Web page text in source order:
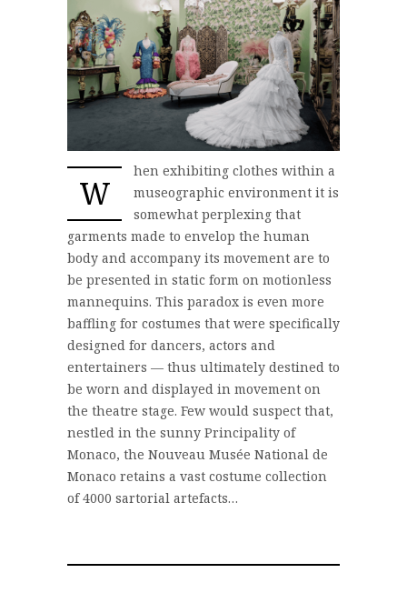
W
hen exhibiting clothes within a
museographic environment it is
somewhat perplexing that
garments made to envelop the human
body and accompany its movement are to
be presented in static form on motionless
mannequins. This paradox is even more
baffling for costumes that were specifically
designed for dancers, actors and
entertainers — thus ultimately destined to
be worn and displayed in movement on
the theatre stage. Few would suspect that,
nestled in the sunny Principality of
Monaco, the Nouveau Musée National de
Monaco retains a vast costume collection
of 4000 sartorial artefacts…